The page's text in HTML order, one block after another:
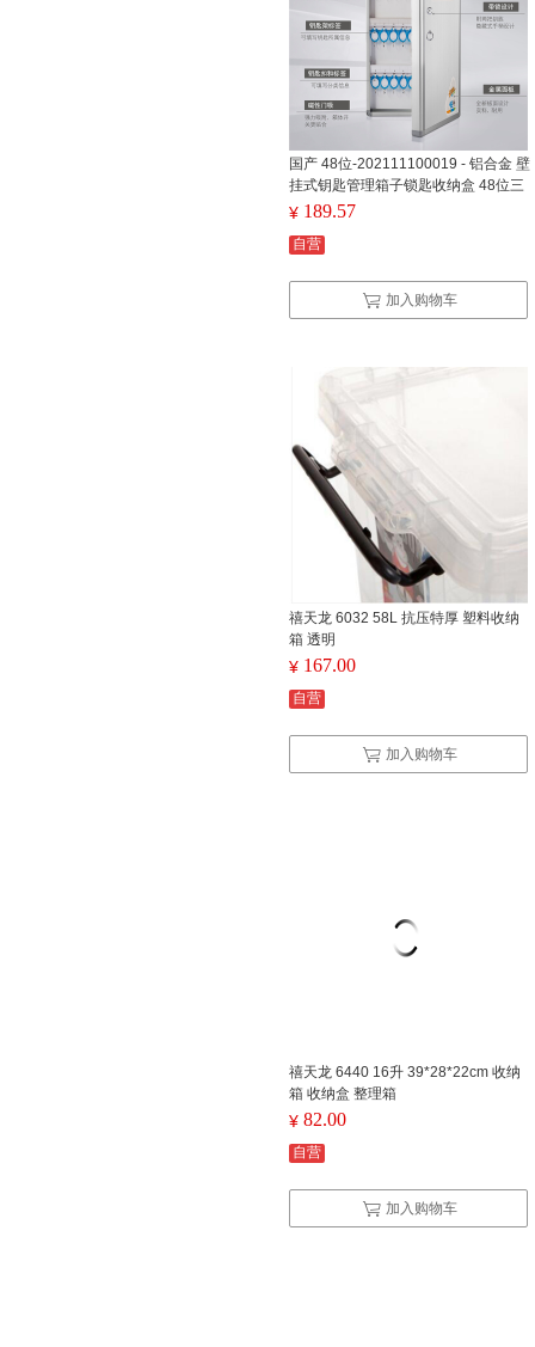
国产 48位-202111100019 - 铝合金 壁
挂式钥匙管理箱子锁匙收纳盒 48位三
排, 钥匙牌均为蓝色
¥ 189.57
自营
加入购物车
禧天龙 6032 58L 抗压特厚 塑料收纳
箱 透明
¥ 167.00
自营
加入购物车
禧天龙 6440 16升 39*28*22cm 收纳
箱 收纳盒 整理箱
¥ 82.00
自营
加入购物车